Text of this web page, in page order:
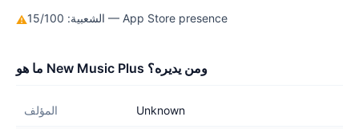
⚠ الشعبية: 15/100 — App Store presence
ما هو New Music Plus ومن يديره؟
المؤلف Unknown